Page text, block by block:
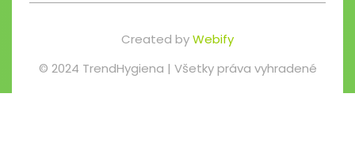
Created byWebify
© 2024 TrendHygiena | Všetky práva vyhradené